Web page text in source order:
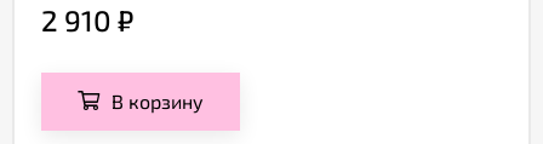
2 910 ₽
В корзину